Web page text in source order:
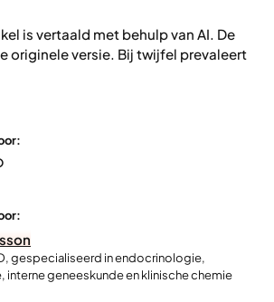
is vertaald met behulp van AI. De
originele versie. Bij twijfel prevaleert
gespecialiseerd in endocrinologie,
geneeskunde en klinische chemie